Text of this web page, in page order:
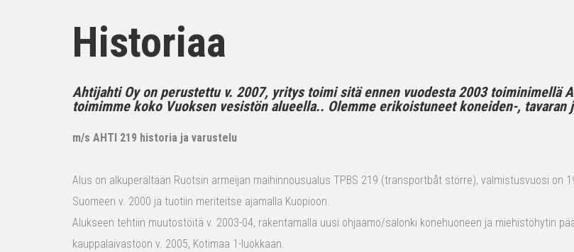
Historiaa
Ahtijahti Oy on perustettu v. 2007, yritys toimi sitä ennen vuodesta 2003 toiminimellä
toimimme koko Vuoksen vesistön alueella.. Olemme erikoistuneet koneiden-,
m/s AHTI 219 historia ja varustelu
Alus on alkuperältään Ruotsin armeijan maihinnousualus TPBS 219 (transportbåt större), valmistusvuosi on
Suomeen v. 2000 ja tuotiin meriteitse ajamalla Kuopioon.
Alukseen tehtiin muutostöitä v. 2003-04, rakentamalla uusi ohjaamo/salonki konehuoneen ja miehistöhytin
kauppalaivastoon v. 2005, Kotimaa 1-luokkaan.